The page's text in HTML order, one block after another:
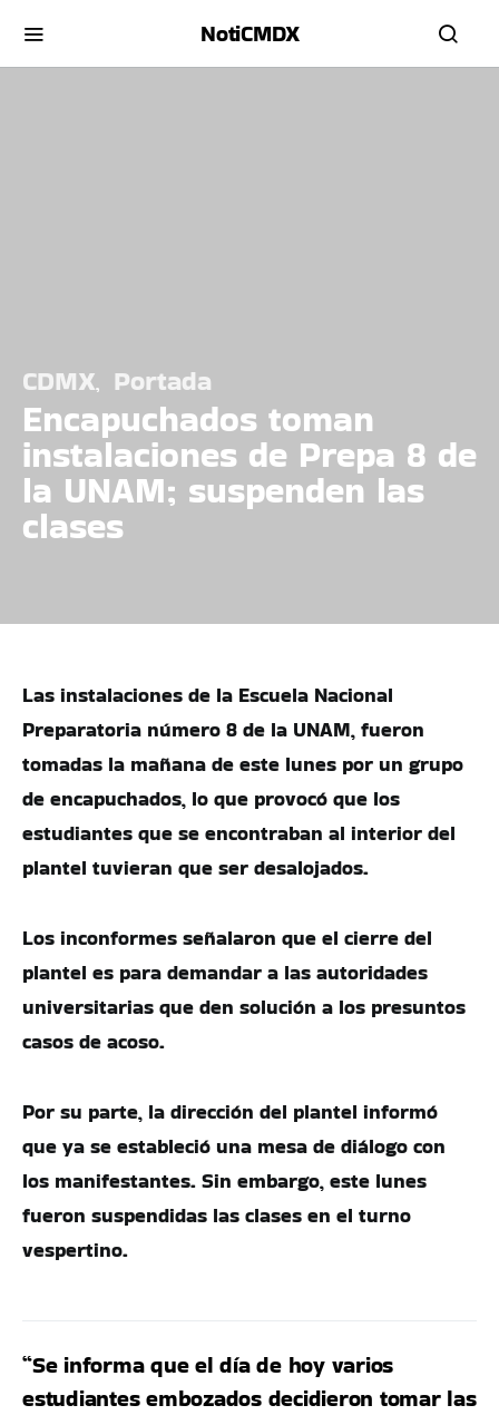
NotiCMDX
CDMX Portada
Encapuchados toman
instalaciones de Prepa 8 de
la UNAM; suspenden las
clases
Las instalaciones de la Escuela Nacional
Preparatoria número 8 de la UNAM, fueron
tomadas la mañana de este lunes por un grupo
de encapuchados, lo que provocó que los
estudiantes que se encontraban al interior del
plantel tuvieran que ser desalojados.
Los inconformes señalaron que el cierre del
plantel es para demandar a las autoridades
universitarias que den solución a los presuntos
casos de acoso.
Por su parte, la dirección del plantel informó
que ya se estableció una mesa de diálogo con
los manifestantes. Sin embargo, este lunes
fueron suspendidas las clases en el turno
vespertino.
“Se informa que el día de hoy varios
estudiantes embozados decidieron tomar las